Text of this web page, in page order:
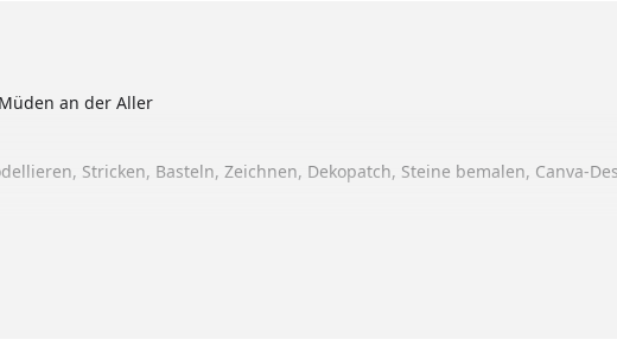
an der Aller
Stricken, Basteln, Zeichnen, Dekopatch, Steine bemalen, Canva-
18484925